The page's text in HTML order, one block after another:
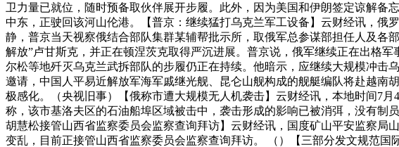
卫力量已就位，随时预备取伙伴展开步履。此外，因为美国和伊朗签定谅解备
中东，正驶回该河山伦港。【普京：继续猛打乌克兰军工设备】云财经讯，俄
静，普京当天视察俄结合部队集群某辅帮批示所，取俄军总参谋部担任人及各
解放”卢甘斯克，并正在顿涅茨克取得严沉进展。普京说，俄军继续正在出格
尔松等地歼灭乌克兰武拆部队的步履仍正在持续。他暗示，应继续大规模冲
邀请，中国人平易近解放军海军戚继光舰、昆仑山舰构成的舰艇编队将赴越
极感化。（央视旧事）【俄称市遭大规模无人机袭击】云财经讯，本地时间7
称，该市基洛夫区的石油船埠区域被击中，袭击形成的影响已被消弭，没有
胡慧松接管山西省监察委员会监察查询拜访】云财经讯，国度矿山平安监察局
变乱，目前正接管山西省监察委员会监察查询拜访。 （）【三部分发文规范